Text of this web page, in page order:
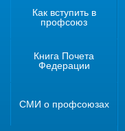
Как вступить в
профсоюз
Книга Почета
Федерации
СМИ о профсоюзах